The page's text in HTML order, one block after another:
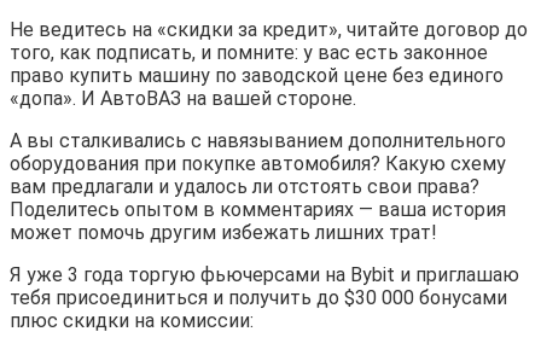
Не ведитесь на «скидки за кредит», читайте договор до
того, как подписать, и помните: у вас есть законное
право купить машину по заводской цене без единого
«допа». И АвтоВАЗ на вашей стороне.
А вы сталкивались с навязыванием дополнительного
оборудования при покупке автомобиля? Какую схему
вам предлагали и удалось ли отстоять свои права?
Поделитесь опытом в комментариях — ваша история
может помочь другим избежать лишних трат!
Я уже 3 года торгую фьючерсами на Bybit и приглашаю
тебя присоединиться и получить до $30 000 бонусами
плюс скидки на комиссии: